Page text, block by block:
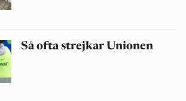
Så ofta strejkar Unionen